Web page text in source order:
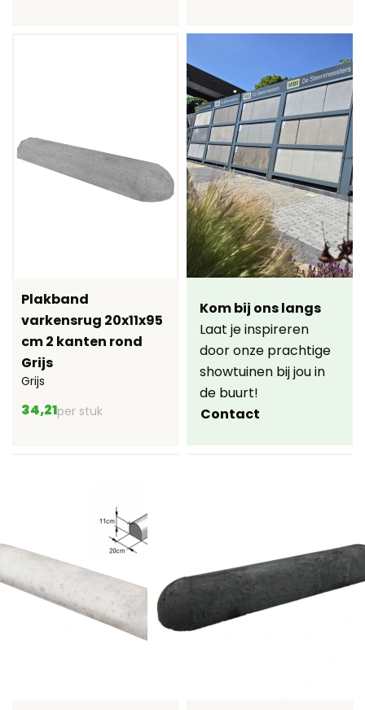
Plakband
varkensrug 20x11x95
cm 2 kanten rond
Grijs
Grijs
34,21per stuk
Kom bij ons langs
Laat je inspireren
door onze prachtige
showtuinen bij jou in
de buurt!
Contact